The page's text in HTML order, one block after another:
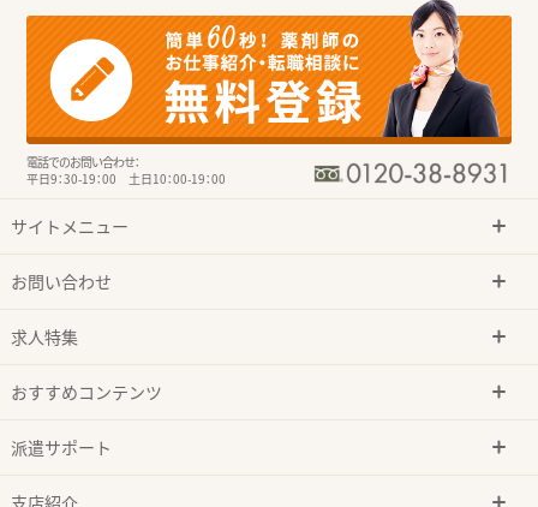
電話でのお問い合わせ：
平日9：30-19：00 土日10：00-19：00
サイトメニュー
お問い合わせ
求人特集
おすすめコンテンツ
派遣サポート
支店紹介